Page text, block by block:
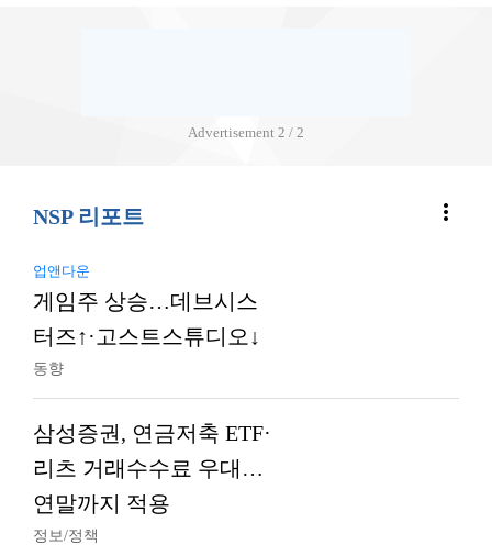
Advertisement 2 / 2
NSP 리포트 more_vert
업앤다운
게임주 상승…데브시스
터즈↑·고스트스튜디오↓
동향
삼성증권, 연금저축 ETF·
리츠 거래수수료 우대…
연말까지 적용
정보/정책